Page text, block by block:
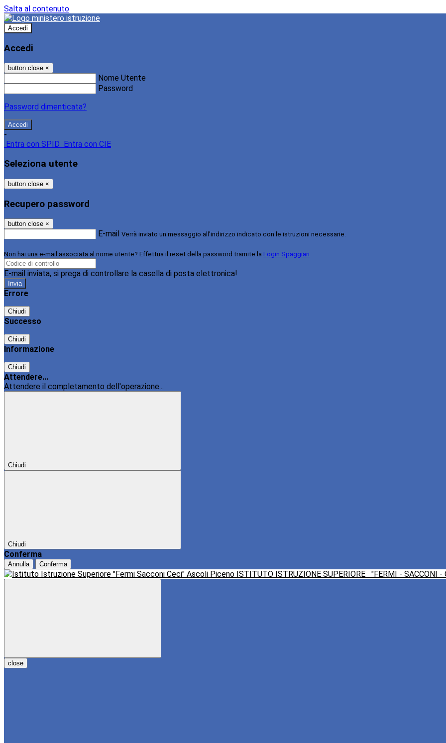
Salta al contenuto
Accedi
Accedi
button close ×
Nome Utente
Password
Password dimenticata?
-
Entra con SPID
Entra con CIE
Seleziona utente
button close ×
Recupero password
button close ×
E-mail Verrà inviato un messaggio all'indirizzo indicato con le istruzioni necessarie.
Non hai una e-mail associata al nome utente? Effettua il reset della password tramite la Login Spaggiari
E-mail inviata, si prega di controllare la casella di posta elettronica!
Errore
Chiudi
Successo
Chiudi
Informazione
Chiudi
Attendere...
Attendere il completamento dell'operazione...
Chiudi
Chiudi
Conferma
Annulla Conferma
ISTITUTO ISTRUZIONE SUPERIORE "FERMI - SACCONI -
close